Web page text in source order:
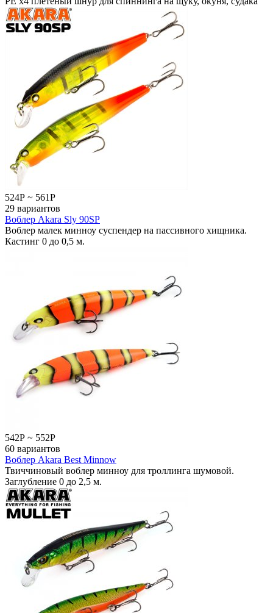
524Р ~ 561Р
29 вариантов
Воблер Akara Sly 90SP
Воблер малек минноу суспендер на пассивного хищника.
Кастинг 0 до 0,5 м.
542Р ~ 552Р
60 вариантов
Воблер Akara Best Minnow
Твиччиновый воблер минноу для троллинга шумовой.
Заглубление 0 до 2,5 м.